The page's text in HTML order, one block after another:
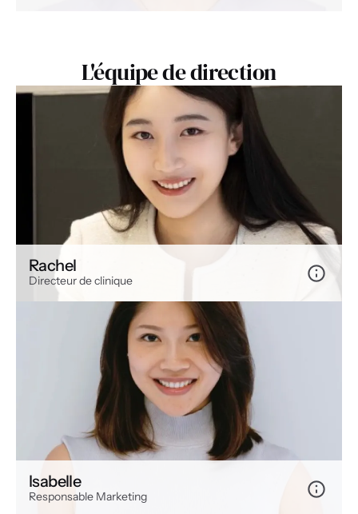
L'équipe de direction
Rachel
Directeur de clinique
Isabelle
Responsable Marketing